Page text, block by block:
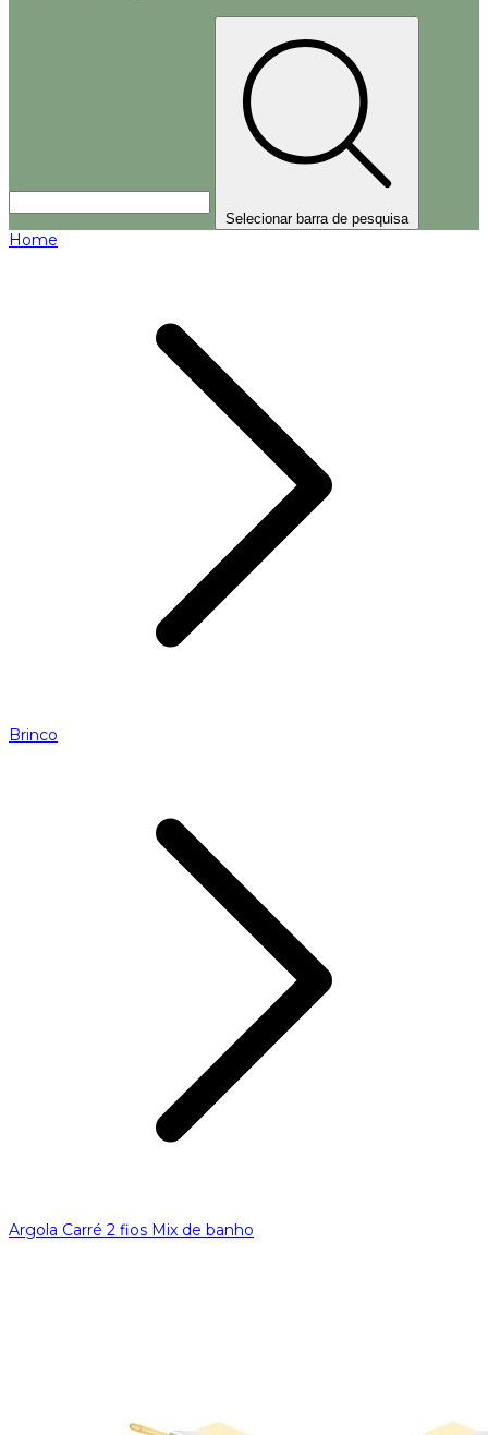
Selecionar barra de pesquisa
Home
Brinco
Argola Carré 2 fios Mix de banho